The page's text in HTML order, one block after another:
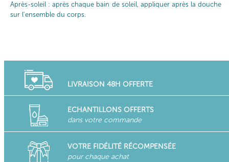
Après-soleil : après chaque bain de soleil, appliquer après la douche
sur l'ensemble du corps.
LIVRAISON 48H OFFERTE
ECHANTILLONS OFFERTS
dans votre commande
VOTRE FIDÉLITÉ RÉCOMPENSÉE
pour chaque achat